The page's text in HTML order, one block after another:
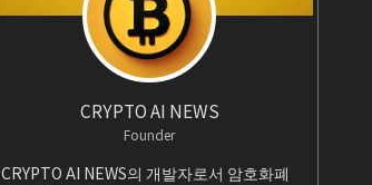
CRYPTO AI NEWS
Founder
CRYPTO AI NEWS의 개발자로서 암호화폐